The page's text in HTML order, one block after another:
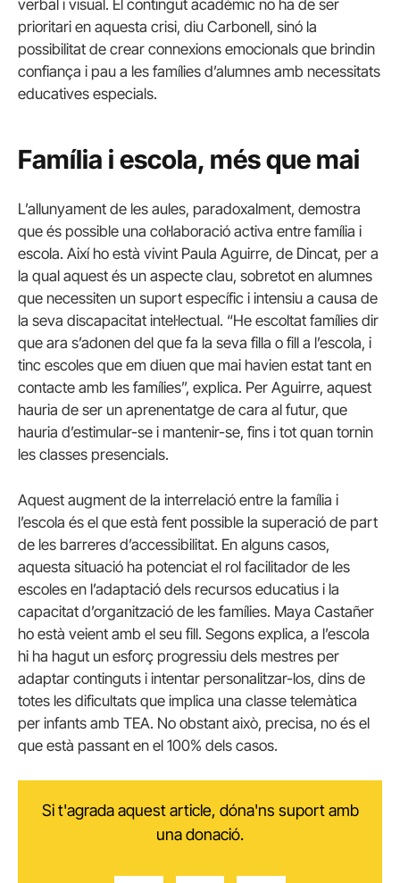
verbal i visual. El contingut acadèmic no ha de ser
prioritari en aquesta crisi, diu Carbonell, sinó la
possibilitat de crear connexions emocionals que brindin
confiança i pau a les famílies d’alumnes amb necessitats
educatives especials.
Família i escola, més que mai
L’allunyament de les aules, paradoxalment, demostra
que és possible una col·laboració activa entre família i
escola. Així ho està vivint Paula Aguirre, de Dincat, per a
la qual aquest és un aspecte clau, sobretot en alumnes
que necessiten un suport específic i intensiu a causa de
la seva discapacitat intel·lectual. “He escoltat famílies dir
que ara s’adonen del que fa la seva filla o fill a l’escola, i
tinc escoles que em diuen que mai havien estat tant en
contacte amb les famílies”, explica. Per Aguirre, aquest
hauria de ser un aprenentatge de cara al futur, que
hauria d’estimular-se i mantenir-se, fins i tot quan tornin
les classes presencials.
Aquest augment de la interrelació entre la família i
l’escola és el que està fent possible la superació de part
de les barreres d’accessibilitat. En alguns casos,
aquesta situació ha potenciat el rol facilitador de les
escoles en l’adaptació dels recursos educatius i la
capacitat d’organització de les famílies. Maya Castañer
ho està veient amb el seu fill. Segons explica, a l’escola
hi ha hagut un esforç progressiu dels mestres per
adaptar continguts i intentar personalitzar-los, dins de
totes les dificultats que implica una classe telemàtica
per infants amb TEA. No obstant això, precisa, no és el
que està passant en el 100% dels casos.
Si t'agrada aquest article, dóna'ns suport amb
una donació.